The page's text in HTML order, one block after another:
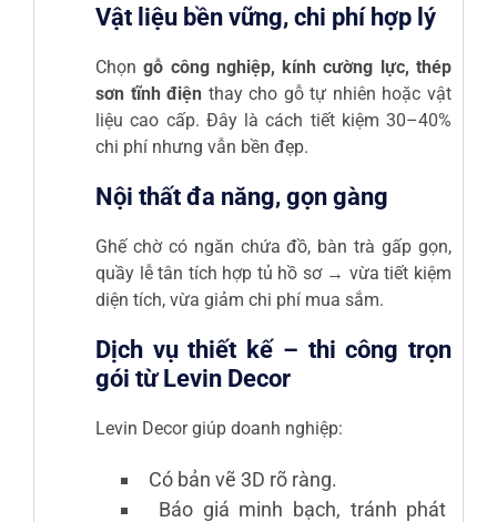
Vật liệu bền vững, chi phí hợp lý
Chọngỗ công nghiệp, kính cường lực, thép
sơn tĩnh điện thay cho gỗ tự nhiên hoặc vật
liệu cao cấp. Đây là cách tiết kiệm 30–40%
chi phí nhưng vẫn bền đẹp.
Nội thất đa năng, gọn gàng
Ghế chờ có ngăn chứa đồ, bàn trà gấp gọn,
quầy lễ tân tích hợp tủ hồ sơ → vừa tiết kiệm
diện tích, vừa giảm chi phí mua sắm.
Dịch vụ thiết kế – thi công trọn
gói từ Levin Decor
Levin Decor giúp doanh nghiệp:
Có bản vẽ 3D rõ ràng.
Báo giá minh bạch, tránh phát